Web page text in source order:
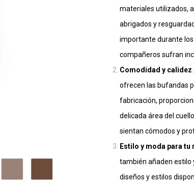
materiales utilizados,
abrigados y
importante durante
compañeros sufran
Comodidad y calidez
ofrecen las bufandas
fabricación,
delicada área del
sientan cómodos y
Estilo y moda para tu
también añaden estilo
diseños y estilos